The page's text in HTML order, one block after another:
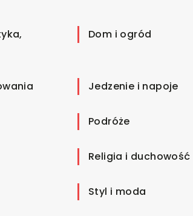
Dom i ogród
Jedzenie i napoje
Podróże
Religia i duchowość
Styl i moda